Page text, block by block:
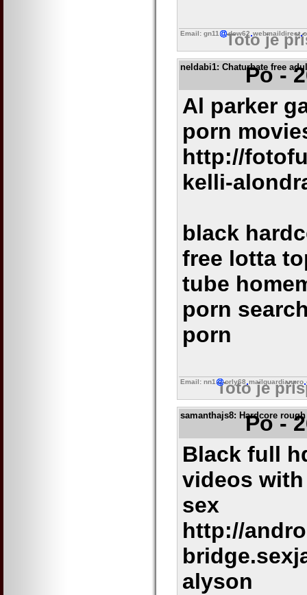
Email: gn11 dow62 webmaildirect
Toto je
neldabi1: Chaturbate free
Po -
Al parker
porn
http://
kelli-
black
free lotta
tube
porn
porn
Email: nn1 orly68 mailguardianpro
Toto je
samanthajs8: Hardcore
Po -
Black full
videos
sex
http://
alyson